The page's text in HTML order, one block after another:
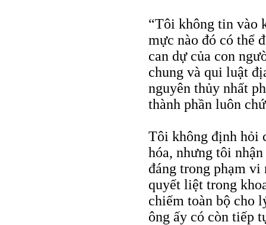
“Tôi không tin vào
mực nào đó có thể
can dự của con
chung và qui luật
nguyên thủy nhất
thành phần luôn
Tôi không định hỏi
hóa, nhưng tôi
đáng trong phạm
quyết liệt trong
chiếm toàn bộ cho
ông ấy có còn tiếp